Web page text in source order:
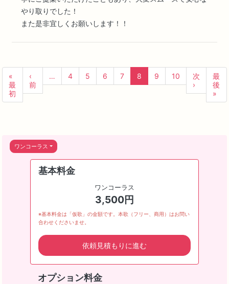
やり取りでした！
また是非宜しくお願いします！！
«
最
初
‹
前
… 4 5 6 7 8 9 10
次
›
最
後
»
ワンコーラス
基本料金
ワンコーラス
3,500円
※基本料金は「仮歌」の金額です。本歌（フリー、商用）はお問い
合わせくださいませ。
依頼見積もりに進む
オプション料金